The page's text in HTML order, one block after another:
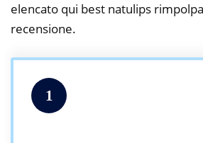
elencato qui best natulips
recensione.
1